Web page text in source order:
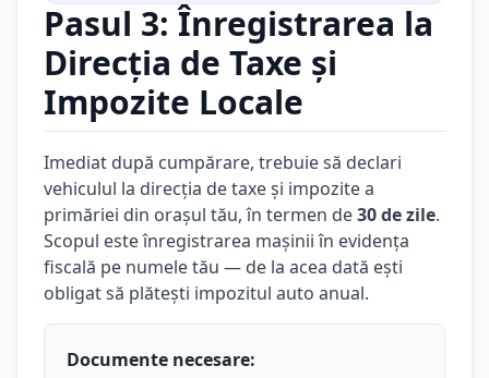
Pasul 3: Înregistrarea la
Direcția de Taxe și
Impozite Locale
Imediat după cumpărare, trebuie să declari
vehiculul la direcția de taxe și impozite a
primăriei din orașul tău, în termen de30 de zile.
Scopul este înregistrarea mașinii în evidența
fiscală pe numele tău — de la acea dată ești
obligat să plătești impozitul auto anual.
Documente necesare: